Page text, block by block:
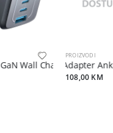
Wall Charger (3 Ports)
PROIZVODI
Adapter
108,00 KM